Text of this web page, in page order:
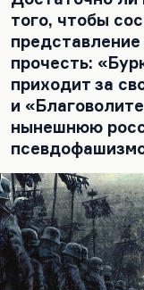
того, чтобы
прочесть:
приходит за
и
нынешнюю